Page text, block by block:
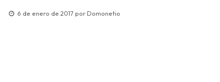
6 de enero de 2017 porDomonetio